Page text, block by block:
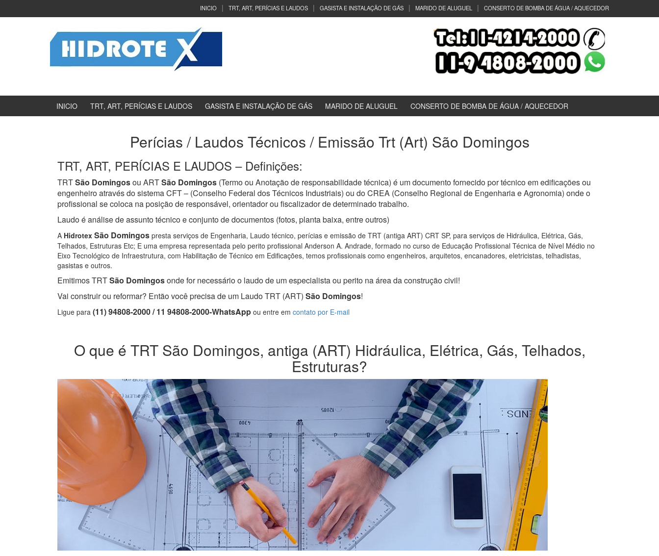
INICIO TRT, ART, PERÍCIAS E LAUDOS GASISTA E INSTALAÇÃO DE GÁS MARIDO DE ALUGUEL CONSERTO DE BOMBA DE ÁGUA / AQUECEDOR
INICIO TRT, ART, PERÍCIAS E LAUDOS GASISTA E INSTALAÇÃO DE GÁS MARIDO DE ALUGUEL CONSERTO DE BOMBA DE ÁGUA / AQUECEDOR
Perícias / Laudos Técnicos / Emissão Trt (Art) São Domingos
TRT, ART, PERÍCIAS E LAUDOS – Definições:
TRTSão Domingosou ARTSão Domingos (Termo ou Anotação de responsabilidade técnica) é um documento fornecido por técnico em edificações ou
engenheiro através do sistema CFT – (Conselho Federal dos Técnicos Industriais) ou do CREA (Conselho Regional de Engenharia e Agronomia) onde o
profissional se coloca na posição de responsável, orientador ou fiscalizador de determinado trabalho.
Laudo é análise de assunto técnico e conjunto de documentos (fotos, planta baixa, entre outros)
A Hidrotex São Domingos presta serviços de Engenharia, Laudo técnico, perícias e emissão de TRT (antiga ART) CRT SP, para serviços de Hidráulica, Elétrica, Gás,
Telhados, Estruturas Etc; E uma empresa representada pelo perito profissional Anderson A. Andrade, formado no curso de Educação Profissional Técnica de Nível Médio no
Eixo Tecnológico de Infraestrutura, com Habilitação de Técnico em Edificações, temos profissionais como engenheiros, arquitetos, encanadores, eletricistas, telhadistas,
gasistas e outros.
Emitimos TRTSão Domingosonde for necessário o laudo de um especialista ou perito na área da construção civil!
Vai construir ou reformar? Então você precisa de um Laudo TRT (ART) São Domingos!
Ligue para (11) 94808-2000 / 11 94808-2000-WhatsApp ou entre em contato por E-mail
O que é TRT São Domingos, antiga (ART) Hidráulica, Elétrica, Gás, Telhados,
Estruturas?